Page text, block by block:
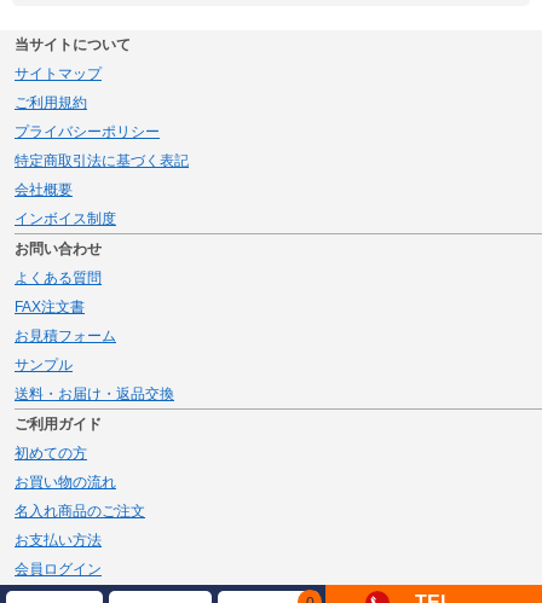
当サイトについて
サイトマップ
ご利用規約
プライバシーポリシー
特定商取引法に基づく表記
会社概要
インボイス制度
お問い合わせ
よくある質問
FAX注文書
お見積フォーム
サンプル
送料・お届け・返品交換
ご利用ガイド
初めての方
お買い物の流れ
名入れ商品のご注文
お支払い方法
会員ログイン
メルマガ登録